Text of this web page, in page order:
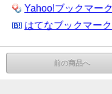
Yahoo!ブックマー
はてなブックマー
前の商品へ